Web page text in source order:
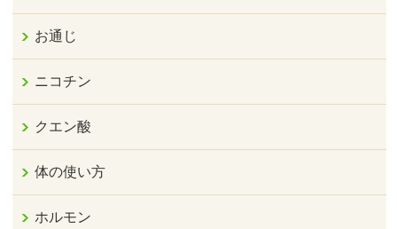
お通じ
ニコチン
クエン酸
体の使い方
ホルモン